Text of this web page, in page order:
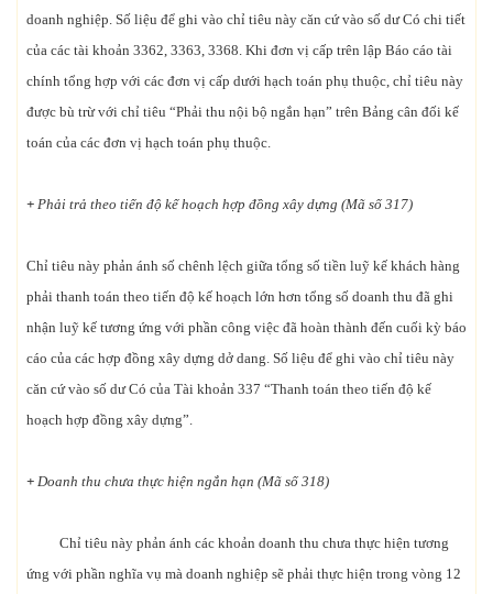
doanh nghiệp. Số liệu để ghi vào chỉ tiêu này căn cứ vào số dư Có chi tiết
của các tài khoản 3362, 3363, 3368. Khi đơn vị cấp trên lập Báo cáo tài
chính tổng hợp với các đơn vị cấp dưới hạch toán phụ thuộc, chỉ tiêu này
được bù trừ với chỉ tiêu “Phải thu nội bộ ngắn hạn” trên Bảng cân đối kế
toán của các đơn vị hạch toán phụ thuộc.
+ Phải trả theo tiến độ kế hoạch hợp đồng xây dựng (Mã số 317)
Chỉ tiêu này phản ánh số chênh lệch giữa tổng số tiền luỹ kế khách hàng
phải thanh toán theo tiến độ kế hoạch lớn hơn tổng số doanh thu đã ghi
nhận luỹ kế tương ứng với phần công việc đã hoàn thành đến cuối kỳ báo
cáo của các hợp đồng xây dựng dở dang. Số liệu để ghi vào chỉ tiêu này
căn cứ vào số dư Có của Tài khoản 337 “Thanh toán theo tiến độ kế
hoạch hợp đồng xây dựng”.
+ Doanh thu chưa thực hiện ngắn hạn (Mã số 318)
Chỉ tiêu này phản ánh các khoản doanh thu chưa thực hiện tương
ứng với phần nghĩa vụ mà doanh nghiệp sẽ phải thực hiện trong vòng 12